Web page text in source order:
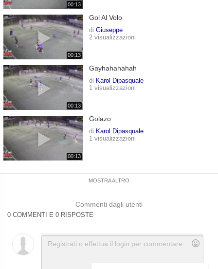
00:13
00:13
Gol Al Volo
di Giuseppe
2 visualizzazioni
00:13
Gayhahahahah
di Karol Dipasquale
1 visualizzazioni
00:13
Golazo
di Karol Dipasquale
1 visualizzazioni
MOSTRA ALTRO
Commenti dagli utenti
0 COMMENTI E 0 RISPOSTE